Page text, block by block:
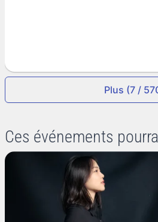
Plus (7 /
Ces événements